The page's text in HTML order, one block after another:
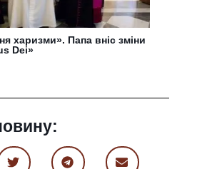
харизми». Папа вніс зміни
Dei»